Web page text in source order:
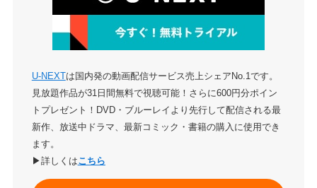
U-NEXTは国内発の動画配信サービス売上シェアNo.1です。
見放題作品が31日間無料で視聴可能！さらに600円分ポイン
トプレゼント！DVD・ブルーレイより先行して配信される最
新作、放送中ドラマ、最新コミック・書籍の購入に使用でき
ます。
▶詳しくはこちら